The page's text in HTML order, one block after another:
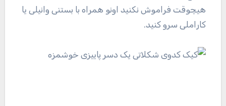
هیچوقت فراموش نکنید اونو همراه با بستنی وانیلی یا
کاراملی سرو کنید.